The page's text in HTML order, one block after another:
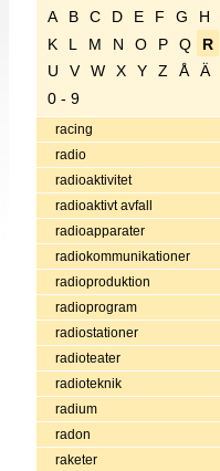
A B C D E F G H
K
L M N O P Q R
U
V W X Y Z Å Ä
0 - 9
racing
radio
radioaktivitet
radioaktivt avfall
radioapparater
radiokommunikationer
radioproduktion
radioprogram
radiostationer
radioteater
radioteknik
radium
radon
raketer